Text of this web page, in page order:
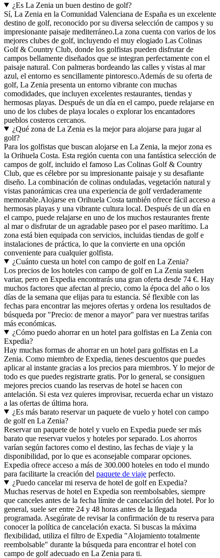
¿Es La Zenia un buen destino de golf?
Sí, La Zenia en la Comunidad Valenciana de España es un excelente
destino de golf, reconocido por su diversa selección de campos y su
impresionante paisaje mediterráneo.La zona cuenta con varios de los
mejores clubes de golf, incluyendo el muy elogiado Las Colinas
Golf & Country Club, donde los golfistas pueden disfrutar de
campos bellamente diseñados que se integran perfectamente con el
paisaje natural. Con palmeras bordeando las calles y vistas al mar
azul, el entorno es sencillamente pintoresco.Además de su oferta de
golf, La Zenia presenta un entorno vibrante con muchas
comodidades, que incluyen excelentes restaurantes, tiendas y
hermosas playas. Después de un día en el campo, puede relajarse en
uno de los clubes de playa locales o explorar los encantadores
pueblos costeros cercanos.
¿Qué zona de La Zenia es la mejor para alojarse para jugar al
golf?
Para los golfistas que buscan alojarse en La Zenia, la mejor zona es
la Orihuela Costa. Esta región cuenta con una fantástica selección de
campos de golf, incluido el famoso Las Colinas Golf & Country
Club, que es célebre por su impresionante paisaje y su desafiante
diseño. La combinación de colinas onduladas, vegetación natural y
vistas panorámicas crea una experiencia de golf verdaderamente
memorable.Alojarse en Orihuela Costa también ofrece fácil acceso a
hermosas playas y una vibrante cultura local. Después de un día en
el campo, puede relajarse en uno de los muchos restaurantes frente
al mar o disfrutar de un agradable paseo por el paseo marítimo. La
zona está bien equipada con servicios, incluidas tiendas de golf e
instalaciones de práctica, lo que la convierte en una opción
conveniente para cualquier golfista.
¿Cuánto cuesta un hotel con campo de golf en La Zenia?
Los precios de los hoteles con campo de golf en La Zenia suelen
variar, pero en Expedia encontrarás una gran oferta desde 74 €. Hay
muchos factores que afectan al precio, como la época del año o los
días de la semana que elijas para tu estancia. Sé flexible con las
fechas para encontrar las mejores ofertas y ordena los resultados de
búsqueda por "Precio: de menor a mayor" para ver nuestras tarifas
más económicas.
¿Cómo puedo ahorrar en un hotel para golfistas en La Zenia con
Expedia?
Hay muchas formas de ahorrar en un hotel para golfistas en La
Zenia. Como miembro de Expedia, tienes descuentos que puedes
aplicar al instante gracias a los precios para miembros. Y lo mejor de
todo es que puedes registrarte gratis. Por lo general, se consiguen
mejores precios cuando las reservas de hotel se hacen con
antelación. Si esta vez quieres improvisar, recuerda echar un vistazo
a las ofertas de última hora.
¿Es más barato reservar un paquete de vuelo y hotel con campo
de golf en La Zenia?
Reservar un paquete de hotel y vuelo en Expedia puede ser más
barato que reservar vuelos y hoteles por separado. Los ahorros
varían según factores como el destino, las fechas de viaje y la
disponibilidad, por lo que es aconsejable comparar opciones.
Expedia ofrece acceso a más de 300.000 hoteles en todo el mundo
para facilitarte la creación del paquete de viaje perfecto.
¿Puedo cancelar mi reserva de hotel de golf en Expedia?
Muchas reservas de hotel en Expedia son reembolsables, siempre
que canceles antes de la fecha límite de cancelación del hotel. Por lo
general, suele ser entre 24 y 48 horas antes de la llegada
programada. Asegúrate de revisar la confirmación de tu reserva para
conocer la política de cancelación exacta. Si buscas la máxima
flexibilidad, utiliza el filtro de Expedia "Alojamiento totalmente
reembolsable" durante la búsqueda para encontrar el hotel con
campo de golf adecuado en La Zenia para ti.